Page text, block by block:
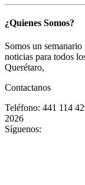
¿Quienes Somos?
Somos un
noticias para todos
Querétaro,
Contactanos
Teléfono: 441 114
2026
Síguenos: